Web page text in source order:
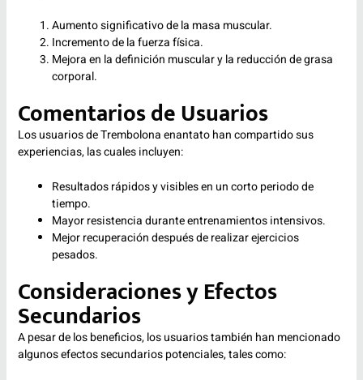
Aumento significativo de la masa muscular.
Incremento de la fuerza física.
Mejora en la definición muscular y la reducción de grasa
corporal.
Comentarios de Usuarios
Los usuarios de Trembolona enantato han compartido sus
experiencias, las cuales incluyen:
Resultados rápidos y visibles en un corto periodo de
tiempo.
Mayor resistencia durante entrenamientos intensivos.
Mejor recuperación después de realizar ejercicios
pesados.
Consideraciones y Efectos
Secundarios
A pesar de los beneficios, los usuarios también han mencionado
algunos efectos secundarios potenciales, tales como: